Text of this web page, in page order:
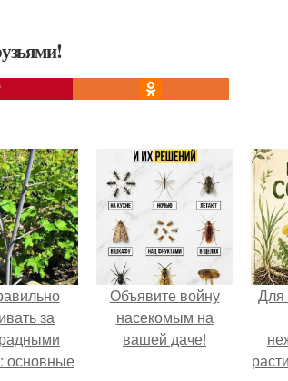
за
основные
Объявите войну
насекомым на
вашей даче!
Для